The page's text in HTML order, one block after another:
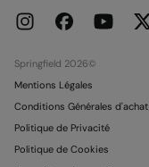
Carte Cadeau
Emploi
Springfield 2026©
Mentions Légales
Conditions Générales d'achat
Politique de Privacité
Politique de Cookies